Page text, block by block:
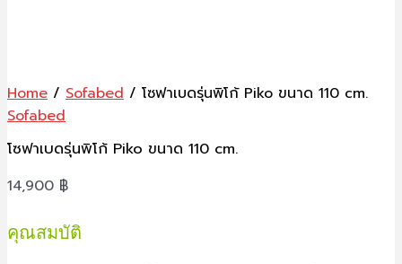
Home / Sofabed / โซฟาเบดรุ่นพิโก้ Piko ขนาด 110 cm.
Sofabed
โซฟาเบดรุ่นพิโก้ Piko ขนาด 110 cm.
14,900 ฿
คุณสมบัติ